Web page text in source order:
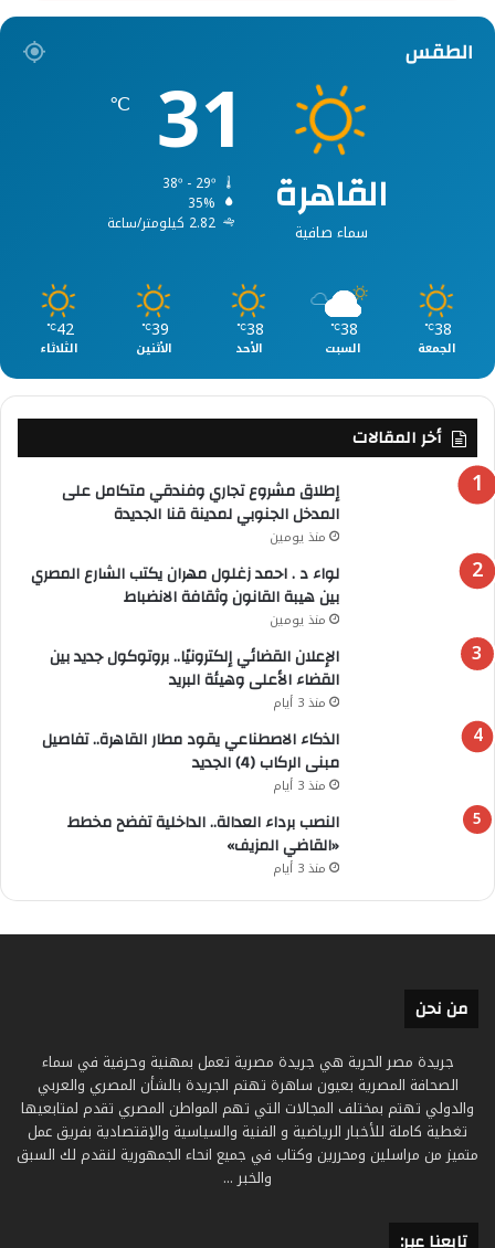
الطقس
القاهرة
سماء صافية
31
℃
35%
2.82 كيلومتر/ساعة
38
℃
الجمعة
38
℃
السبت
38
℃
الأحد
39
℃
الأثنين
42
℃
الثلاثاء
أخر المقالات
إطلاق مشروع تجاري وفندقي متكامل على
المدخل الجنوبي لمدينة قنا الجديدة
منذ يومين
لواء د . احمد زغلول مهران يكتب الشارع المصري
بين هيبة القانون وثقافة الانضباط
منذ يومين
الإعلان القضائي إلكترونيًا.. بروتوكول جديد بين
القضاء الأعلى وهيئة البريد
منذ 3 أيام
الذكاء الاصطناعي يقود مطار القاهرة.. تفاصيل
مبنى الركاب (4) الجديد
منذ 3 أيام
النصب برداء العدالة.. الداخلية تفضح مخطط
«القاضي المزيف»
منذ 3 أيام
من نحن
جريدة مصر الحرية هي جريدة مصرية تعمل بمهنية وحرفية في سماء
الصحافة المصرية بعيون ساهرة تهتم الجريدة بالشأن المصري والعربي
والدولي تهتم بمختلف المجالات التي تهم المواطن المصري تقدم لمتابعيها
تغطية كاملة للأخبار الرياضية و الفنية والسياسية والإقتصادية بفريق عمل
متميز من مراسلين ومحررين وكتاب في جميع انحاء الجمهورية لنقدم لك السبق
والخبر ...
تابعنا عبر: